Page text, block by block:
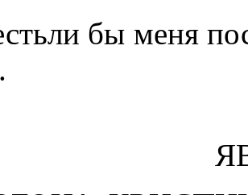
бы меня